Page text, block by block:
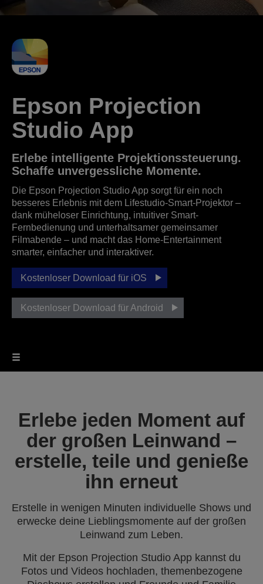
Epson Projection
Studio App
Erlebe intelligente Projektionssteuerung.
Schaffe unvergessliche Momente.
Die Epson Projection Studio App sorgt für ein noch
besseres Erlebnis mit dem Lifestudio-Smart-Projektor –
dank müheloser Einrichtung, intuitiver Smart-
Fernbedienung und unterhaltsamer gemeinsamer
Filmabende – und macht das Home-Entertainment
smarter, einfacher und interaktiver.
Kostenloser Download für iOS
Kostenloser Download für Android
Erlebe jeden Moment auf
der großen Leinwand –
erstelle, teile und genieße
ihn erneut
Erstelle in wenigen Minuten individuelle Shows und
erwecke deine Lieblingsmomente auf der großen
Leinwand zum Leben.
Mit der Epson Projection Studio App kannst du
Fotos und Videos hochladen, themenbezogene